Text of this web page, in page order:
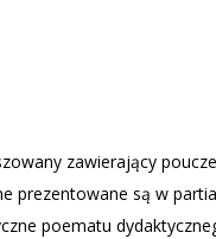
zawierający
prezentowane są w
poematu